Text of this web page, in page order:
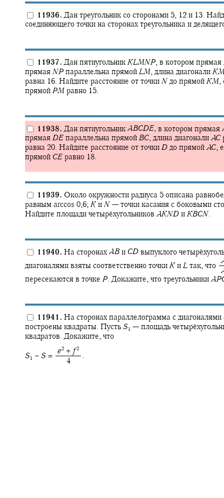
11936. Дан треугольник со сторонами 5, 12 и 13.
соединяющего точки на сторонах треугольника и
11937. Дан пятиугольник KLMNP, в котором прямая
прямая NP параллельна прямой LM,длина диагонали K
равна 16. Найдите расстояние от точки N до прямой KM,
прямой PM равно 15.
11938. Дан пятиугольник ABCDE, в котором прямая
прямая DE параллельна прямой BC,длина диагонали AC
равна 20. Найдите расстояние от точки Dдо прямой AC,
прямой CE равно 18.
11939. Около окружности радиуса 5 описана
равным arccos 0,6; K и N — точки касания с боковыми
Найдите площади четырёхугольников AKND и KBCN.
11940. На сторонах AB и CD выпуклого
диагоналями взяты соответственно точки K и L так, что
пересекаются в точке P. Докажите, что треугольники AP
11941. На сторонах параллелограмма с диагоналями
построены квадраты. Пусть S 1 — площадь
квадратов. Докажите, что
S 1 − S = ‍
e2 + f 2
‍ 4
.